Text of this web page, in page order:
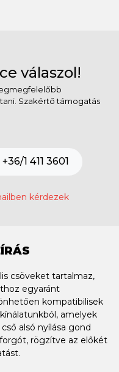
válaszol!
Szakértő támogatás
+36/1 411 3601
kérdezek
csöveket tartalmaz,
egyaránt
kompatibilisek
amelyek
alsó nyílása gond
rögzítve az előkét